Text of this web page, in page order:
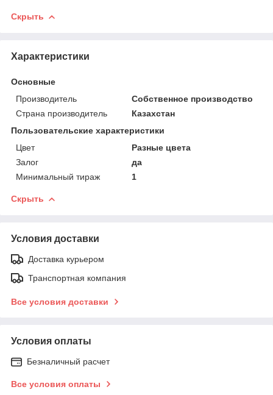
Скрыть
Характеристики
Основные
Производитель
Собственное производство
Страна производитель
Казахстан
Пользовательские характеристики
Цвет
Разные цвета
Залог
да
Минимальный тираж
1
Скрыть
Условия доставки
Доставка курьером
Транспортная компания
Все условия доставки
Условия оплаты
Безналичный расчет
Все условия оплаты